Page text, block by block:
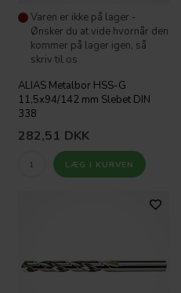
Varen er ikke på lager -
Ønsker du at vide hvornår den
kommer på lager igen, så
skriv til os
ALIAS Metalbor HSS-G
11,5x94/142 mm Slebet DIN
338
282,51 DKK